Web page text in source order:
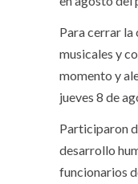
Para cerrar la
musicales y
momento y
jueves 8 de
Participaron
desarrollo
funcionarios